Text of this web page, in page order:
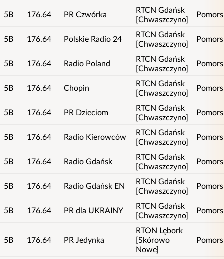
5B 176.64 PR Czwórka
RTCN Gdańsk
[Chwaszczyno]
5B 176.64 Polskie Radio 24
RTCN Gdańsk
[Chwaszczyno]
5B 176.64 Radio Poland
RTCN Gdańsk
[Chwaszczyno]
5B 176.64 Chopin
RTCN Gdańsk
[Chwaszczyno]
5B 176.64 PR Dzieciom
RTCN Gdańsk
[Chwaszczyno]
5B 176.64 Radio Kierowców
RTCN Gdańsk
[Chwaszczyno]
5B 176.64 Radio Gdańsk
RTCN Gdańsk
[Chwaszczyno]
5B 176.64 Radio Gdańsk EN
RTCN Gdańsk
[Chwaszczyno]
5B 176.64 PR dla UKRAINY
RTCN Gdańsk
[Chwaszczyno]
5B 176.64 PR Jedynka
RTON Lębork
[Skórowo
Nowe]